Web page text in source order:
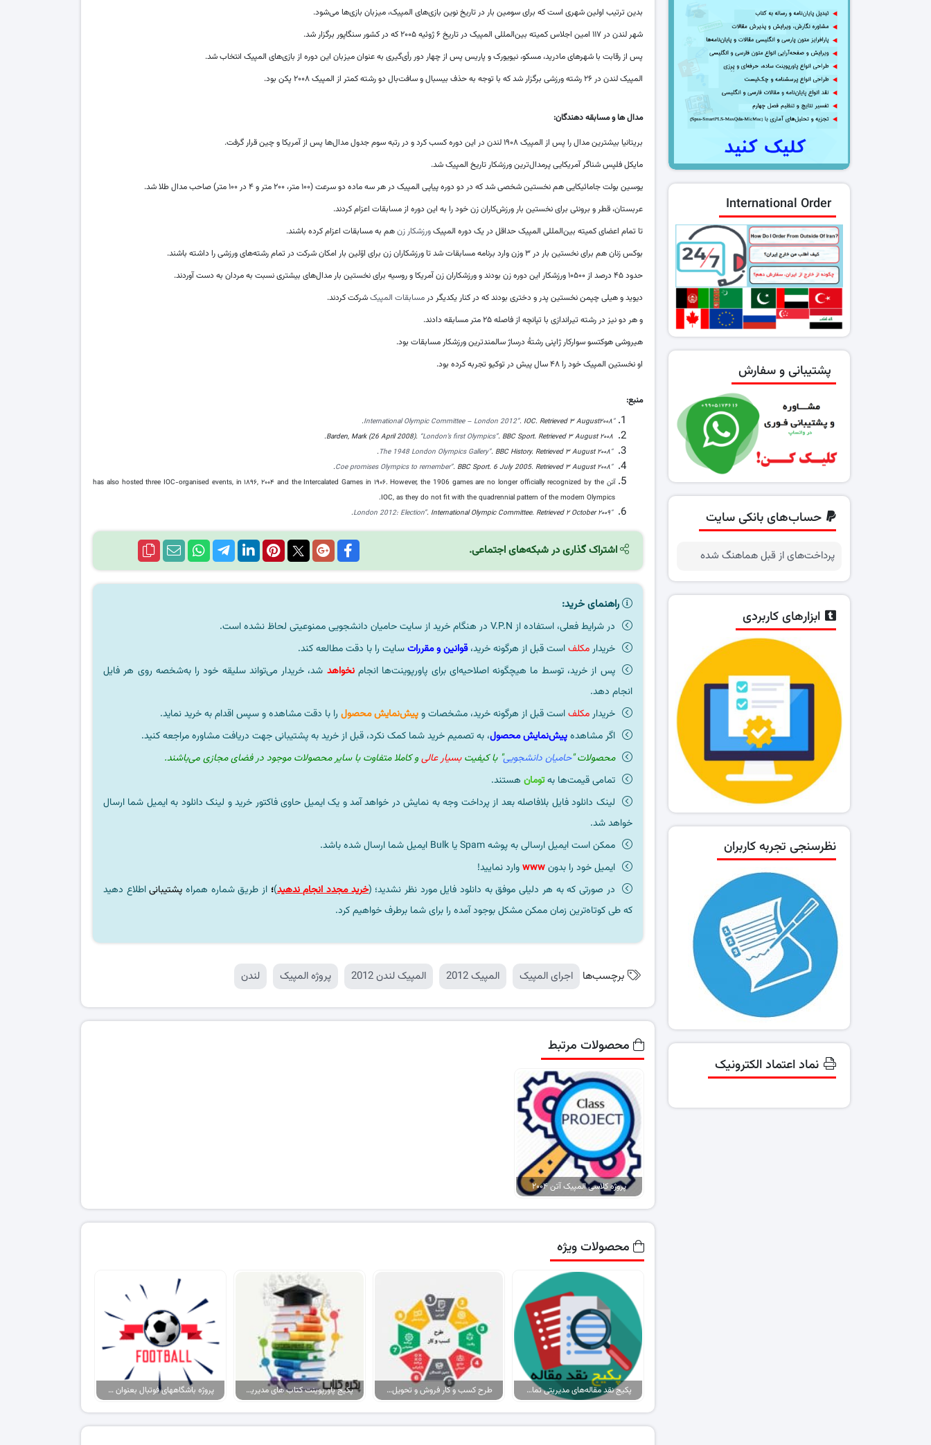
بدین ترتیب اولین شهری است که برای سومین بار در تاریخ نوین بازی‌های المپیک، میزبان بازی‌ها می‌شود.
شهر لندن در ۱۱۷ امین اجلاس کمیته بین‌المللی المپیک در تاریخ ۶ ژوئیه ۲۰۰۵ که در کشور سنگاپور برگزار شد.
پس از رقابت با شهرهای مادرید، مسکو، نیویورک و پاریس پس از چهار دور رأی‌گیری به عنوان میزبان این دوره از بازی‌های المپیک انتخاب شد.
المپیک لندن در ۲۶ رشته ورزشی برگزار شد که با توجه به حذف بیسبال و سافت‌بال دو رشته کمتر از المپیک ۲۰۰۸ پکن بود.
مدال ها و مسابقه دهندگان:
بریتانیا بیشترین مدال را پس از المپیک ۱۹۰۸ لندن در این دوره کسب کرد و در رتبه سوم جدول مدال‌ها پس از آمریکا و چین قرار گرفت.
مایکل فلپس شناگر آمریکایی پرمدال‌ترین ورزشکار تاریخ المپیک شد.
یوسین بولت جامائیکایی هم نخستین شخصی شد که در دو دوره پیاپی المپیک در هر سه ماده دو سرعت (۱۰۰ متر، ۲۰۰ متر و ۴ در ۱۰۰ متر) صاحب مدال طلا شد.
عربستان، قطر و برونئی برای نخستین بار ورزش‌کاران زن خود را به این دوره از مسابقات اعزام کردند.
تا تمام اعضای کمیته بین‌المللی المپیک حداقل در یک دوره المپیکورزشکار زنهم به مسابقات اعزام کرده باشند.
بوکس زنان هم برای نخستین بار در ۳ وزن وارد برنامه مسابقات شد تا ورزشکاران زن برای اوّلین بار امکان شرکت در تمام رشته‌های ورزشی را داشته باشند.
حدود ۴۵ درصد از ۱۰۵۰۰ ورزشکار این دوره زن بودند و ورزشکاران زن آمریکا و روسیه برای نخستین بار مدال‌های بیشتری نسبت به مردان به دست آوردند.
دیوید و هیلی چپمن نخستین پدر و دختری بودند که در کنار یکدیگر درمسابقات المپیکشرکت کردند.
و هر دو نیز در رشته تیراندازی با تپانچه از فاصله ۲۵ متر مسابقه دادند.
هیروشی هوکتسو سوارکار ژاپنی رشتهٔ درساژ سالمندترین ورزشکار مسابقات بود.
او نخستین المپیک خود را ۴۸ سال پیش در توکیو تجربه کرده بود.
منبع:
“International Olympic Committee – London 2012”
. IOC. Retrieved ۳ August۲۰۰۸
.
Barden, Mark (26 April 2008). “London’s first Olympics”. BBC Sport. Retrieved ۳ August۲۰۰۸
.
“The 1948 London Olympics Gallery”
. BBC History. Retrieved ۳ August۲۰۰۸
.
“Coe promises Olympics to remember”
. BBC Sport. 6 July 2005. Retrieved ۳ August۲۰۰۸
.
آتن has also hosted three IOC-organised events, in ۱۸۹۶, ۲۰۰۴ and the Intercalated Games in ۱۹۰۶. However, the 1906 games are no longer officially recognized by the
IOC, as they do not fit with the quadrennial pattern of the modern Olympics.
“London 2012: Election”
. International Olympic Committee. Retrieved ۲ October۲۰۰۹ .
اشتراک گذاری در شبکه‌های اجتماعی.
راهنمای خرید:
در شرایط فعلی، استفاده از V.P.N در هنگام خرید از سایت حامیان دانشجویی ممنوعیتی لحاظ نشده است.
خریدارمکلفاست قبل از هرگونه خرید،قوانین و مقرراتسایت را با دقت مطالعه کند.
پس از خرید، توسط ما هیچگونه اصلاحیه‌ای برای پاورپوینت‌ها انجامنخواهد شد، خریدار می‌تواند سلیقه خود را به‌شخصه روی هر فایل
انجام دهد.
خریدارمکلفاست قبل از هرگونه خرید، مشخصات وپیش‌نمایش محصول را با دقت مشاهده و سپس اقدام به خرید نماید.
اگر مشاهدهپیش‌نمایش محصول، به تصمیم خرید شما کمک نکرد، قبل از خرید به پشتیبانی جهت دریافت مشاوره مراجعه کنید.
محصولات "حامیان دانشجویی" با کیفیت بسیار عالی و کاملا متفاوت با سایر محصولات موجود در فضای مجازی می‌باشند.
تمامی قیمت‌ها بهتومان هستند.
لینک دانلود فایل بلافاصله بعد از پرداخت وجه به نمایش در خواهد آمد و یک ایمیل حاوی فاکتور خرید و لینک دانلود به ایمیل شما ارسال
خواهد شد.
ممکن است ایمیل ارسالی به پوشه Spam یا Bulk ایمیل شما ارسال شده باشد.
ایمیل خود را بدونwww وارد نمایید!
در صورتی که به هر دلیلی موفق به دانلود فایل مورد نظر نشدید؛ (خرید مجدد انجام ندهید)؛ از طریق شماره همراه پشتیبانیاطلاع دهید
که طی کوتاه‌ترین زمان ممکن مشکل بوجود آمده را برای شما برطرف خواهیم کرد.
برچسب‌ها اجرای المپیک المپیک 2012 المپیک لندن 2012 پروژه المپیک لندن
محصولات مرتبط
پروژه کلاسی المپیک آتن ۲۰۰۴
محصولات ویژه
پکیج نقد مقاله‌های مدیریتی تمام گرایش‌ها طرح کسب و کار فروش و تحویل پیتزا در ایران پکیج پاورپوینت کتاب های مدیریت ورزشی پروژه باشگاههای فوتبال بعنوان برند، حامیان آنها بعنوان مصرف کننده
International Order
پشتیبانی و سفارش
حساب‌های بانکی سایت
پرداخت‌های از قبل هماهنگ شده
ابزارهای کاربردی
نظرسنجی تجربه کاربران
نماد اعتماد الکترونیک